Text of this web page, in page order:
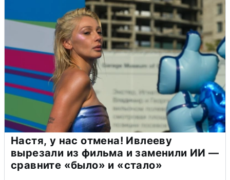
Настя, у нас отмена! Ивлееву
вырезали из фильма и заменили ИИ —
сравните «было» и «стало»